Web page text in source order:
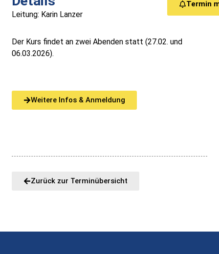
Leitung: Karin Lanzer
Der Kurs findet an zwei Abenden statt (27.02. und
06.03.2026).
Weitere Infos & Anmeldung
Zurück zur Terminübersicht
Termin